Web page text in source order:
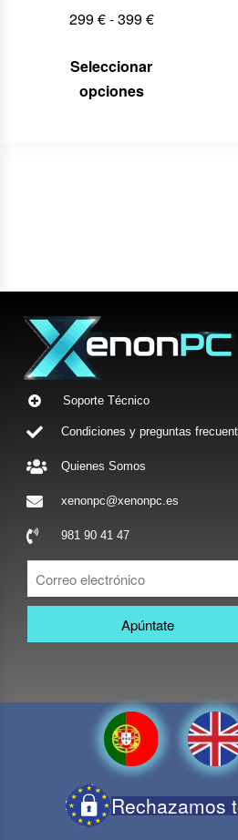
299€-399€
Seleccionar
opciones
Soporte Técnico
Condiciones y preguntas
Quienes Somos
xenonpc@xenonpc.es
981 90 41 47
Apúntate
Rechazamos